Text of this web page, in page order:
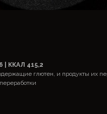
| ККАЛ 415,2
глютен, и продукты их